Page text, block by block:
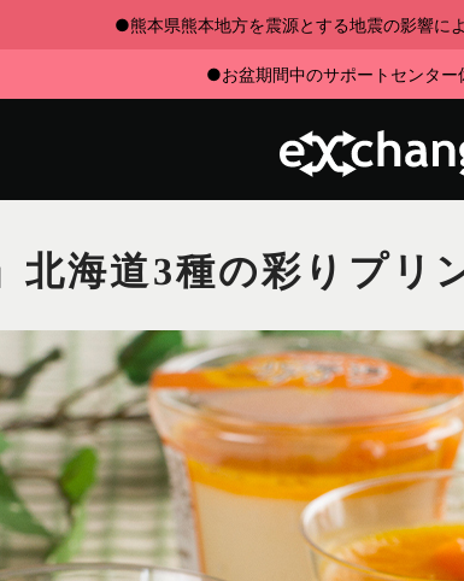
●熊本県熊本地方を震源とする地震の影響
●お盆期間中のサポートセンター
北海道3種の彩りプリ